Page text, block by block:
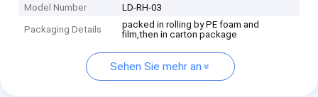
Model Number LD-RH-03
Packaging Details
packed in rolling by PE foam and
film,then in carton package
Sehen Sie mehr an